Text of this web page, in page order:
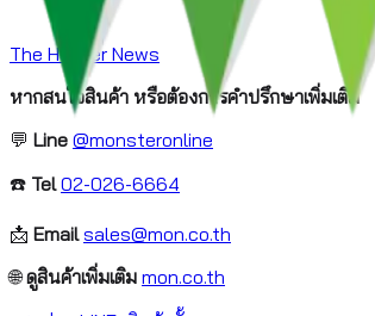
The Hacker News
หากสนใจสินค้า หรือต้องการคำปรึกษาเพิ่มเติม
💬 Line @monsteronline
☎️ Tel 02-026-6664
📩 Email sales@mon.co.th
🌐ดูสินค้าเพิ่มเติม mon.co.th